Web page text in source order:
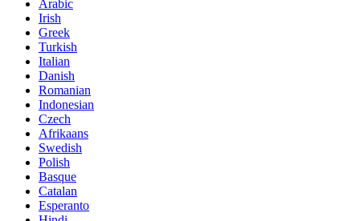
Arabic
Irish
Greek
Turkish
Italian
Danish
Romanian
Indonesian
Czech
Afrikaans
Swedish
Polish
Basque
Catalan
Esperanto